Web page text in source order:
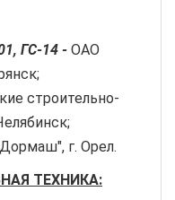
ГС-14 - ОАО
строительно-
г. Орел.
ТЕХНИКА: